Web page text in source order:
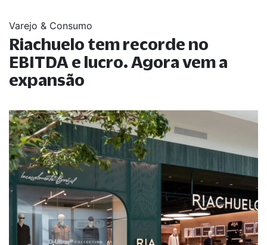
Varejo & Consumo
Riachuelo tem recorde no
EBITDA e lucro. Agora vem a
expansão